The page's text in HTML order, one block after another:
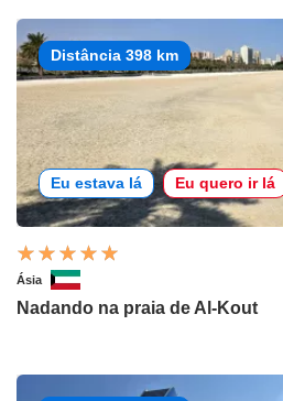
Distância 398 km
Eu estava lá Eu quero ir lá
Ásia
Nadando na praia de Al-Kout